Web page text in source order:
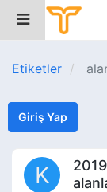
Etiketler
Giriş Yap
K